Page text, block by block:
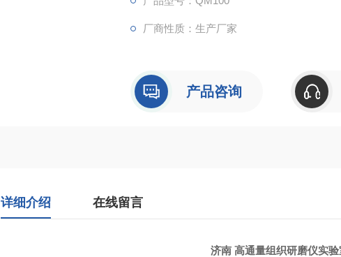
厂商性质：生产厂家
产品咨询
详细介绍 在线留言
济南 高通量组织研磨仪实